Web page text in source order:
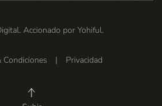
Accionado por Yohiful.
Condiciones | Privacidad